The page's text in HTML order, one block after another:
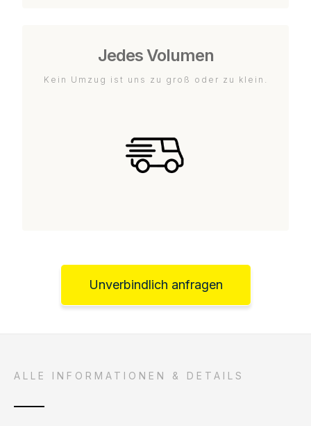
Jedes Volumen
Kein Umzug ist uns zu groß oder zu klein.
Unverbindlich anfragen
ALLE INFORMATIONEN & DETAILS